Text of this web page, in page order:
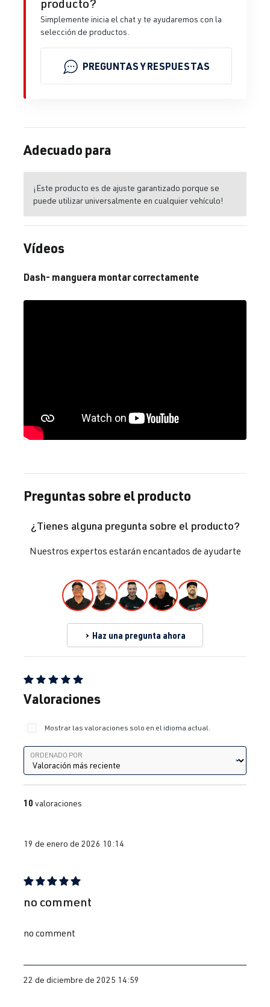
producto?
Simplemente inicia el chat y te ayudaremos con la
selección de productos.
PREGUNTAS Y RESPUESTAS
Adecuado para
¡Este producto es de ajuste garantizado porque se
puede utilizar universalmente en cualquier vehículo!
Vídeos
Dash- manguera montar correctamente
Preguntas sobre el producto
¿Tienes alguna pregunta sobre el producto?
Nuestros expertos estarán encantados de ayudarte
Haz una pregunta ahora
Calificación promedio de 5 de 5 estrellas
Valoraciones
Mostrar las valoraciones solo en el idioma actual.
Ordenado por
ORDENADO POR
10 valoraciones
19 de enero de 2026 10:14
Reseña con calificación de 5 de 5 estrellas
no comment
no comment
22 de diciembre de 2025 14:59